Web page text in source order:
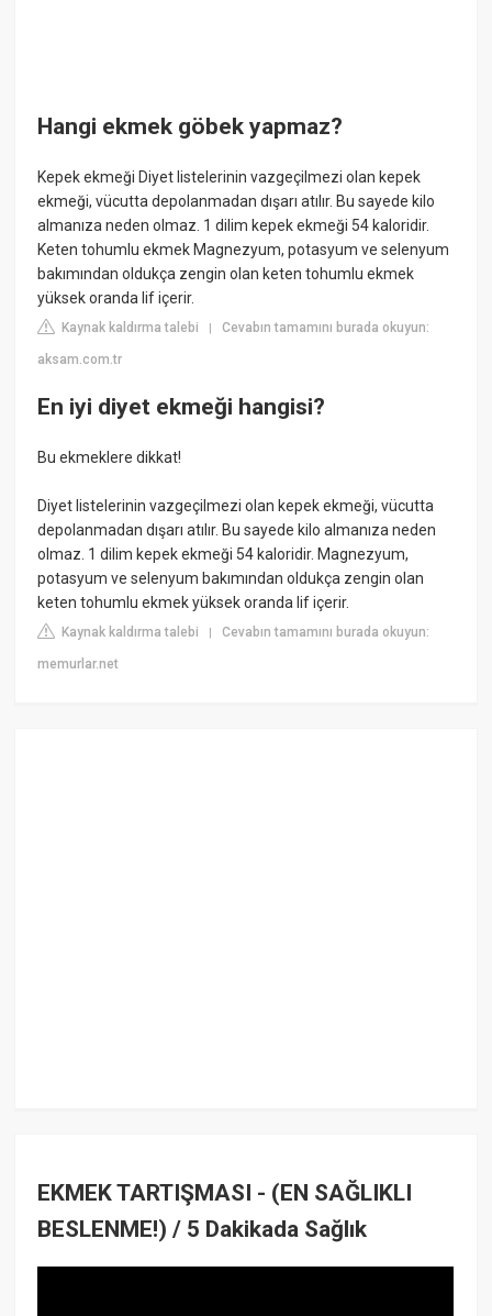
Hangi ekmek göbek yapmaz?
Kepek ekmeği Diyet listelerinin vazgeçilmezi olan kepek
ekmeği, vücutta depolanmadan dışarı atılır. Bu sayede kilo
almanıza neden olmaz. 1 dilim kepek ekmeği 54 kaloridir.
Keten tohumlu ekmek Magnezyum, potasyum ve selenyum
bakımından oldukça zengin olan keten tohumlu ekmek
yüksek oranda lif içerir.
Kaynak kaldırma talebi |Cevabın tamamını burada okuyun:
aksam.com.tr
En iyi diyet ekmeği hangisi?
Bu ekmeklere dikkat!
Diyet listelerinin vazgeçilmezi olan kepek ekmeği, vücutta
depolanmadan dışarı atılır. Bu sayede kilo almanıza neden
olmaz. 1 dilim kepek ekmeği 54 kaloridir. Magnezyum,
potasyum ve selenyum bakımından oldukça zengin olan
keten tohumlu ekmek yüksek oranda lif içerir.
Kaynak kaldırma talebi |Cevabın tamamını burada okuyun:
memurlar.net
EKMEK TARTIŞMASI - (EN SAĞLIKLI
BESLENME!) / 5 Dakikada Sağlık